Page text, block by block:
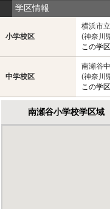
学区情報
小学校区
横浜市
(神奈川
この学
中学校区
南瀬谷
(神奈川
この学
南瀬谷小学校学区域